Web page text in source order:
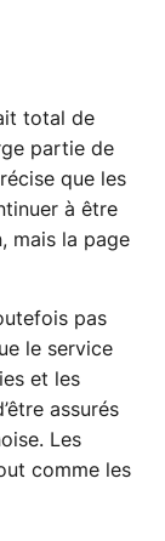
total de
partie de
que les
à être
mais la page
pas
le service
et les
assurés
Les
comme les